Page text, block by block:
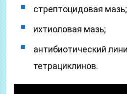
стрептоцидовая мазь;
ихтиоловая мазь;
антибиотический
тетрациклинов.